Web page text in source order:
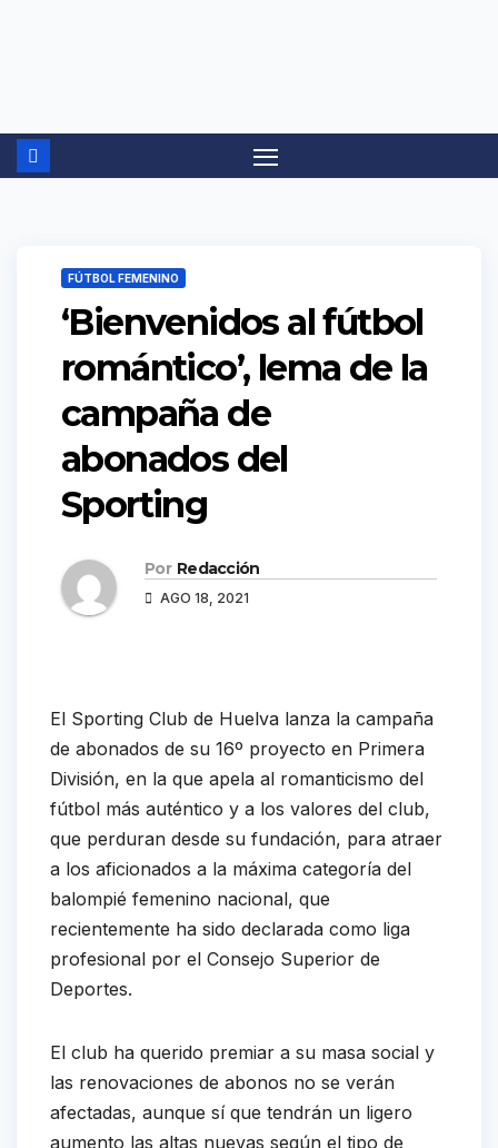
FÚTBOL FEMENINO
‘Bienvenidos al fútbol
romántico’, lema de la
campaña de
abonados del
Sporting
Por Redacción
AGO 18, 2021
El Sporting Club de Huelva lanza la campaña
de abonados de su 16º proyecto en Primera
División, en la que apela al romanticismo del
fútbol más auténtico y a los valores del club,
que perduran desde su fundación, para atraer
a los aficionados a la máxima categoría del
balompié femenino nacional, que
recientemente ha sido declarada como liga
profesional por el Consejo Superior de
Deportes.
El club ha querido premiar a su masa social y
las renovaciones de abonos no se verán
afectadas, aunque sí que tendrán un ligero
aumento las altas nuevas según el tipo de